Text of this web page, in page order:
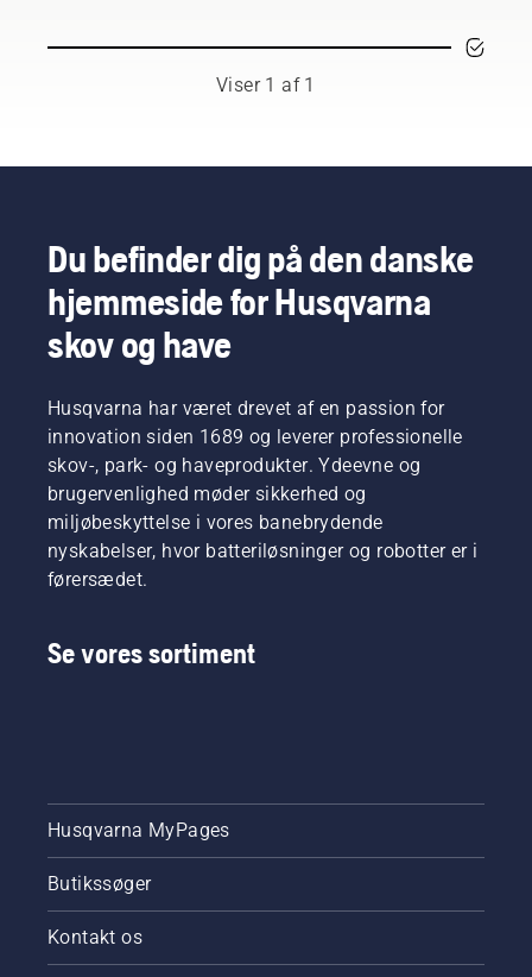
Viser 1 af 1
Du befinder dig på den danske
hjemmeside for Husqvarna
skov og have
Husqvarna har været drevet af en passion for
innovation siden 1689 og leverer professionelle
skov-, park- og haveprodukter. Ydeevne og
brugervenlighed møder sikkerhed og
miljøbeskyttelse i vores banebrydende
nyskabelser, hvor batteriløsninger og robotter er i
førersædet.
Se vores sortiment
Husqvarna MyPages
Butikssøger
Kontakt os